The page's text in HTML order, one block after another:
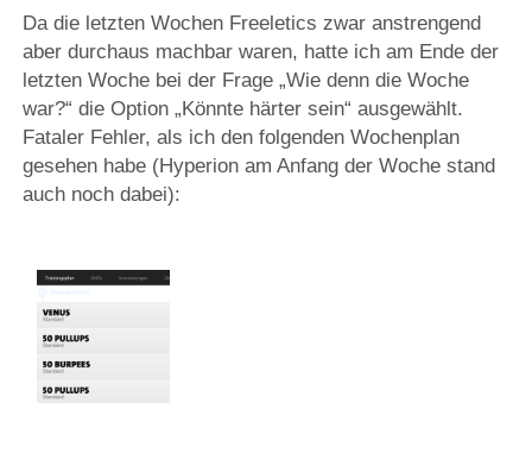
Da die letzten Wochen Freeletics zwar anstrengend
aber durchaus machbar waren, hatte ich am Ende der
letzten Woche bei der Frage „Wie denn die Woche
war?“ die Option „Könnte härter sein“ ausgewählt.
Fataler Fehler, als ich den folgenden Wochenplan
gesehen habe (Hyperion am Anfang der Woche stand
auch noch dabei):